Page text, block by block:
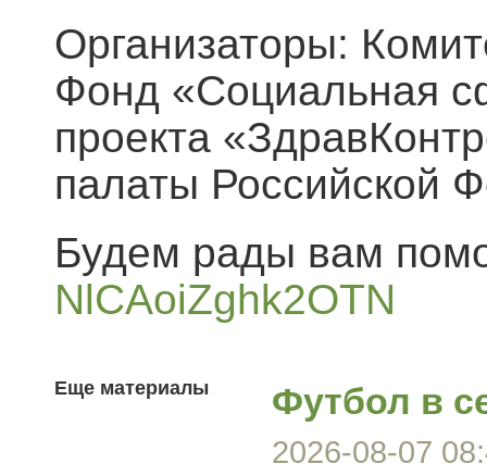
Организаторы:
Фонд «Социальная
проекта
палаты Российской
Будем рады вам
NlCAoiZghk2OTN
Еще материалы Футбол в
2026-08-07